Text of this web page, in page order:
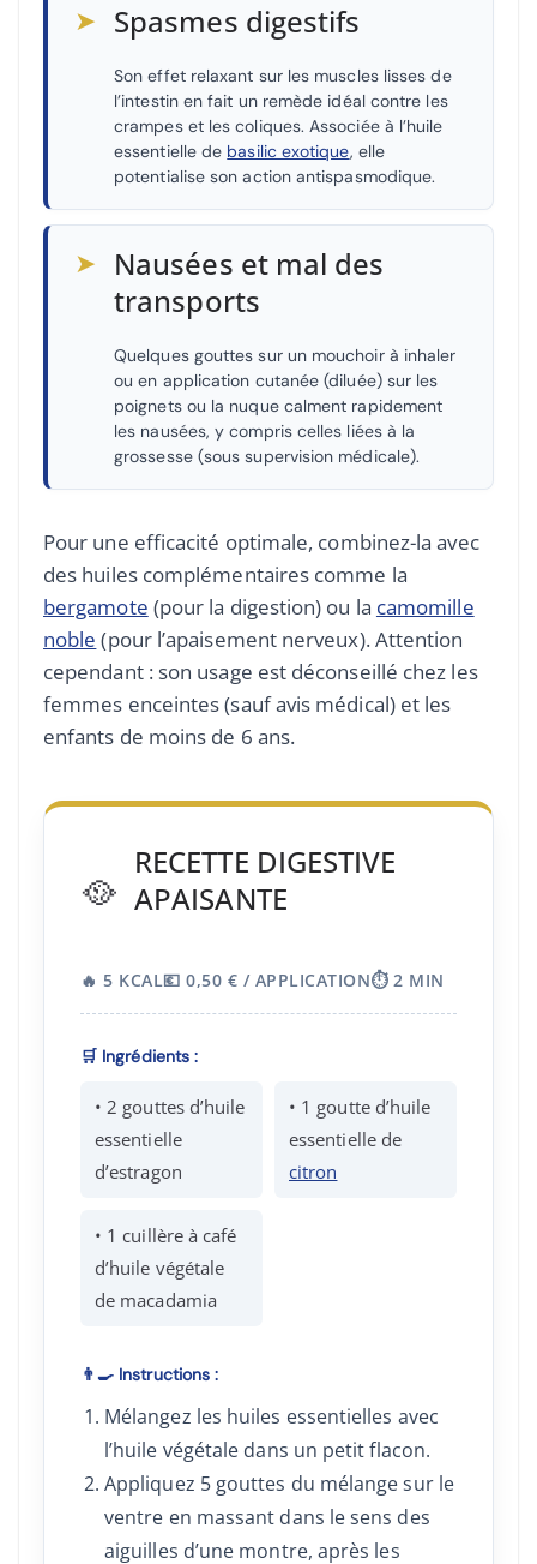
➤ Spasmes digestifs
Son effet relaxant sur les muscles lisses de
l’intestin en fait un remède idéal contre les
crampes et les coliques. Associée à l’huile
essentielle de basilic exotique, elle
potentialise son action antispasmodique.
➤ Nausées et mal des
transports
Quelques gouttes sur un mouchoir à inhaler
ou en application cutanée (diluée) sur les
poignets ou la nuque calment rapidement
les nausées, y compris celles liées à la
grossesse (sous supervision médicale).
Pour une efficacité optimale, combinez-la avec
des huiles complémentaires comme la
bergamote (pour la digestion) ou la camomille
noble (pour l’apaisement nerveux). Attention
cependant : son usage est déconseillé chez les
femmes enceintes (sauf avis médical) et les
enfants de moins de 6 ans.
🥘
RECETTE DIGESTIVE
APAISANTE
🔥 5 KCAL💶 0,50 € / APPLICATION⏱️ 2 MIN
🛒 Ingrédients :
• 2 gouttes d’huile
essentielle
d’estragon
• 1 goutte d’huile
essentielle de
citron
• 1 cuillère à café
d’huile végétale
de macadamia
👨‍🍳 Instructions :
Mélangez les huiles essentielles avec
l’huile végétale dans un petit flacon.
Appliquez 5 gouttes du mélange sur le
ventre en massant dans le sens des
aiguilles d’une montre, après les